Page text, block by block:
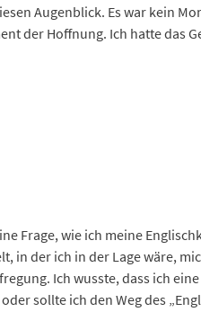
Augenblick. Es war kein
der Hoffnung. Ich hatte das
Frage, wie ich meine
in der ich in der Lage wäre,
Ich wusste, dass ich eine
sollte ich den Weg des